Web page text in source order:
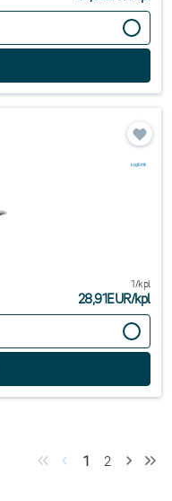
1/kpl
28,91EUR/kpl
1 2